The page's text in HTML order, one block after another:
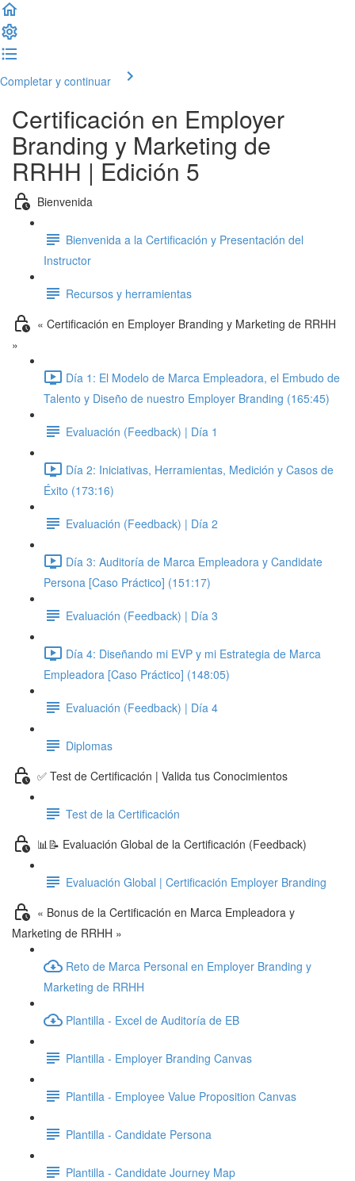
Completar y continuar
Certificación en Employer
Branding y Marketing de
RRHH | Edición 5
Bienvenida
Bienvenida a la Certificación y Presentación del
Instructor
Recursos y herramientas
« Certificación en Employer Branding y Marketing de RRHH
»
Día 1: El Modelo de Marca Empleadora, el Embudo de
Talento y Diseño de nuestro Employer Branding (165:45)
Evaluación (Feedback) | Día 1
Día 2: Iniciativas, Herramientas, Medición y Casos de
Éxito (173:16)
Evaluación (Feedback) | Día 2
Día 3: Auditoría de Marca Empleadora y Candidate
Persona [Caso Práctico] (151:17)
Evaluación (Feedback) | Día 3
Día 4: Diseñando mi EVP y mi Estrategia de Marca
Empleadora [Caso Práctico] (148:05)
Evaluación (Feedback) | Día 4
Diplomas
✅ Test de Certificación | Valida tus Conocimientos
Test de la Certificación
📊📝 Evaluación Global de la Certificación (Feedback)
Evaluación Global | Certificación Employer Branding
« Bonus de la Certificación en Marca Empleadora y
Marketing de RRHH »
Reto de Marca Personal en Employer Branding y
Marketing de RRHH
Plantilla - Excel de Auditoría de EB
Plantilla - Employer Branding Canvas
Plantilla - Employee Value Proposition Canvas
Plantilla - Candidate Persona
Plantilla - Candidate Journey Map